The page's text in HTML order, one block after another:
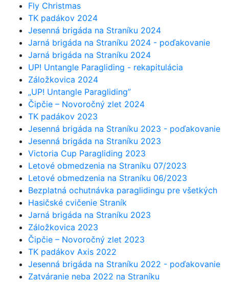
Fly Christmas
TK padákov 2024
Jesenná brigáda na Straníku 2024
Jarná brigáda na Straníku 2024 - poďakovanie
Jarná brigáda na Straníku 2024
UP! Untangle Paragliding - rekapitulácia
Záložkovica 2024
„UP! Untangle Paragliding”
Čipčie – Novoročný zlet 2024
TK padákov 2023
Jesenná brigáda na Straníku 2023 - poďakovanie
Jesenná brigáda na Straníku 2023
Victoria Cup Paragliding 2023
Letové obmedzenia na Straníku 07/2023
Letové obmedzenia na Straníku 06/2023
Bezplatná ochutnávka paraglidingu pre všetkých
Hasičské cvičenie Straník
Jarná brigáda na Straníku 2023
Záložkovica 2023
Čipčie – Novoročný zlet 2023
TK padákov Axis 2022
Jesenná brigáda na Straníku 2022 - poďakovanie
Zatváranie neba 2022 na Straníku